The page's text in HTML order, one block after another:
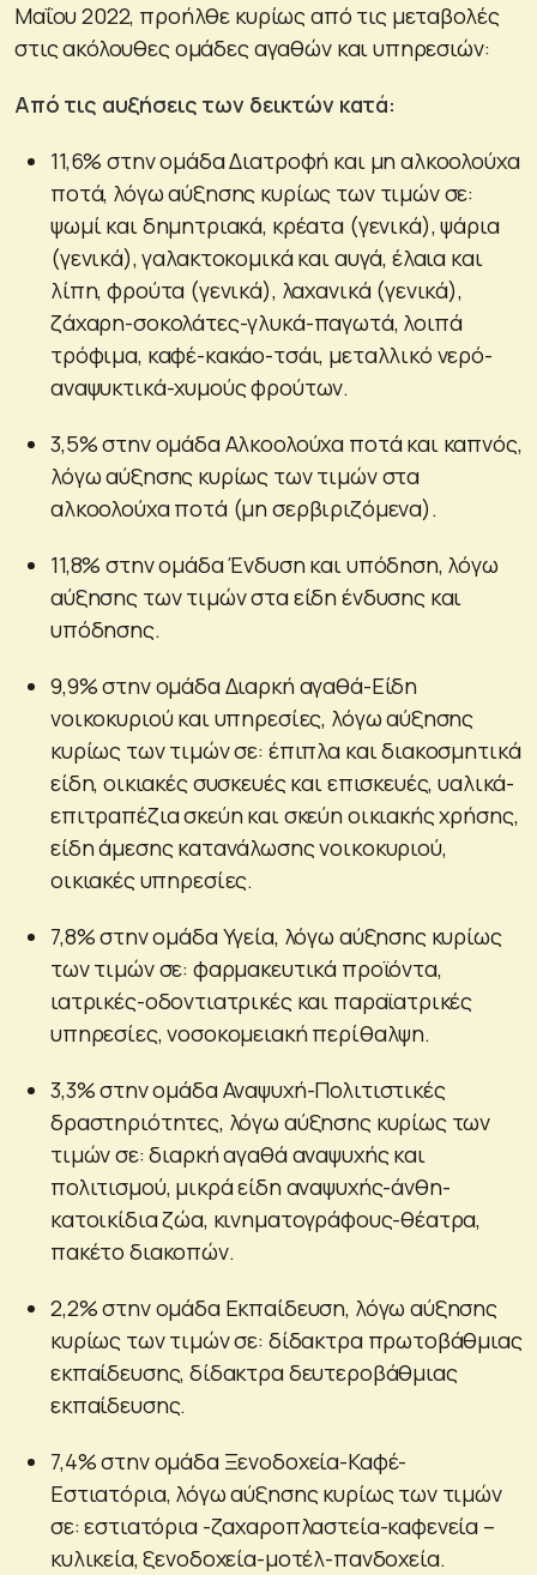
Μαΐου 2022, προήλθε κυρίως από τις μεταβολές
στις ακόλουθες ομάδες αγαθών και υπηρεσιών:
Από τις αυξήσεις των δεικτών κατά:
11,6% στην ομάδα Διατροφή και μη αλκοολούχα
ποτά, λόγω αύξησης κυρίως των τιμών σε:
ψωμί και δημητριακά, κρέατα (γενικά), ψάρια
(γενικά), γαλακτοκομικά και αυγά, έλαια και
λίπη, φρούτα (γενικά), λαχανικά (γενικά),
ζάχαρη-σοκολάτες-γλυκά-παγωτά, λοιπά
τρόφιμα, καφέ-κακάο-τσάι, μεταλλικό νερό-
αναψυκτικά-χυμούς φρούτων.
3,5% στην ομάδα Αλκοολούχα ποτά και καπνός,
λόγω αύξησης κυρίως των τιμών στα
αλκοολούχα ποτά (μη σερβιριζόμενα).
11,8% στην ομάδα Ένδυση και υπόδηση, λόγω
αύξησης των τιμών στα είδη ένδυσης και
υπόδησης.
9,9% στην ομάδα Διαρκή αγαθά-Είδη
νοικοκυριού και υπηρεσίες, λόγω αύξησης
κυρίως των τιμών σε: έπιπλα και διακοσμητικά
είδη, οικιακές συσκευές και επισκευές, υαλικά-
επιτραπέζια σκεύη και σκεύη οικιακής χρήσης,
είδη άμεσης κατανάλωσης νοικοκυριού,
οικιακές υπηρεσίες.
7,8% στην ομάδα Υγεία, λόγω αύξησης κυρίως
των τιμών σε: φαρμακευτικά προϊόντα,
ιατρικές-οδοντιατρικές και παραϊατρικές
υπηρεσίες, νοσοκομειακή περίθαλψη.
3,3% στην ομάδα Αναψυχή-Πολιτιστικές
δραστηριότητες, λόγω αύξησης κυρίως των
τιμών σε: διαρκή αγαθά αναψυχής και
πολιτισμού, μικρά είδη αναψυχής-άνθη-
κατοικίδια ζώα, κινηματογράφους-θέατρα,
πακέτο διακοπών.
2,2% στην ομάδα Εκπαίδευση, λόγω αύξησης
κυρίως των τιμών σε: δίδακτρα πρωτοβάθμιας
εκπαίδευσης, δίδακτρα δευτεροβάθμιας
εκπαίδευσης.
7,4% στην ομάδα Ξενοδοχεία-Καφέ-
Εστιατόρια, λόγω αύξησης κυρίως των τιμών
σε: εστιατόρια -ζαχαροπλαστεία-καφενεία –
κυλικεία, ξενοδοχεία-μοτέλ-πανδοχεία.